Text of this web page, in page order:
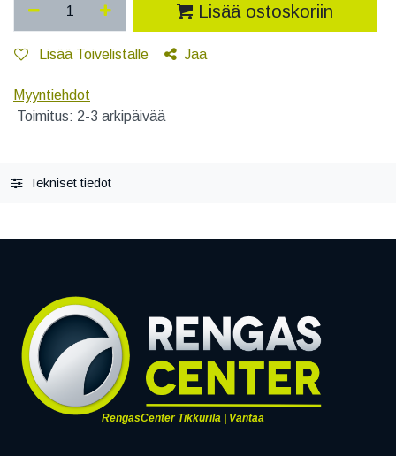
Lisää ostoskoriin
Lisää Toivelistalle Jaa
Myyntiehdot
Toimitus: 2-3 arkipäivää
Tekniset tiedot
RengasCenter Tikkurila | Vantaa